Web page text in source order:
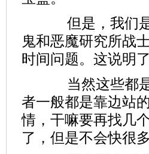
但是，我们是
鬼和恶魔研究所战
时间问题。这说明
当然这些都是
者一般都是靠边站
情，干嘛要再找几
了，但是不会快很多